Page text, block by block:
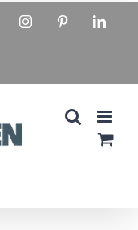
FacebookInstagramPinterest